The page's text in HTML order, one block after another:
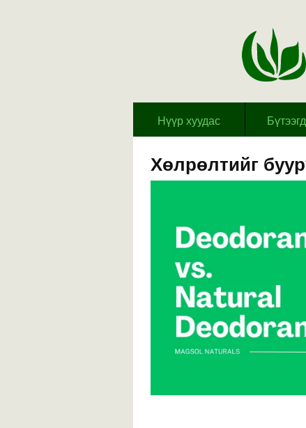
Hүүр хуудас
Хөлрөлтийг